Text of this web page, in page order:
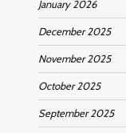
January 2026
December 2025
November 2025
October 2025
September 2025